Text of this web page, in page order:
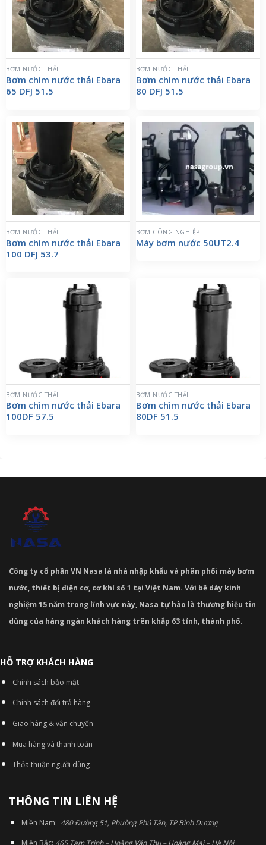
BƠM NƯỚC THẢI
Bơm chìm nước thải Ebara
65 DFJ 51.5
BƠM NƯỚC THẢI
Bơm chìm nước thải Ebara
80 DFJ 51.5
BƠM NƯỚC THẢI
Bơm chìm nước thải Ebara
100 DFJ 53.7
BƠM CÔNG NGHIỆP
Máy bơm nước 50UT2.4
BƠM NƯỚC THẢI
Bơm chìm nước thải Ebara
100DF 57.5
BƠM NƯỚC THẢI
Bơm chìm nước thải Ebara
80DF 51.5
Công ty cổ phần VN Nasa là nhà nhập khẩu và phân phối máy bơm
nước, thiết bị điện cơ, cơ khí số 1 tại Việt Nam. Với bề dày kinh
nghiệm 15 năm trong lĩnh vực này, Nasa tự hào là thương hiệu tin
dùng của hàng ngàn khách hàng trên khắp 63 tỉnh, thành phố.
HỖ TRỢ KHÁCH HÀNG
Chính sách bảo mật
Chính sách đổi trả hàng
Giao hàng & vận chuyển
Mua hàng và thanh toán
Thỏa thuận người dùng
THÔNG TIN LIÊN HỆ
Miền Nam: 480 Đường 51, Phường Phú Tân, TP Bình Dương